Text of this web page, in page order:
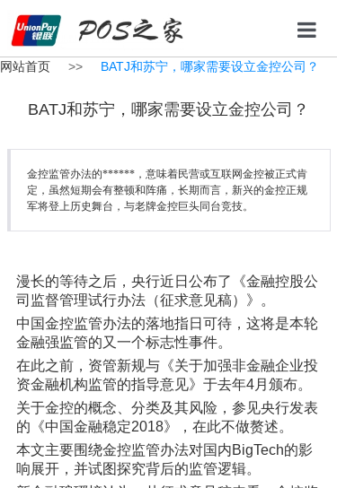
网站首页
POS机办理
办理条件
办理流程
新闻资讯
BATJ和苏宁，哪家需要设立金控公司？
金控监管办法的******，意味着民营或互联网金控被正式肯
定，虽然短期会有整顿和阵痛，长期而言，新兴的金控正规
军将登上历史舞台，与老牌金控巨头同台竞技。
漫长的等待之后，央行近日公布了《金融控股公
司监督管理试行办法（征求意见稿）》。
中国金控监管办法的落地指日可待，这将是本轮
金融强监管的又一个标志性事件。
在此之前，资管新规与《关于加强非金融企业投
资金融机构监管的指导意见》于去年4月颁布。
关于金控的概念、分类及其风险，参见央行发表
的《中国金融稳定2018》，在此不做赘述。
本文主要围绕金控监管办法对国内BigTech的影
响展开，并试图探究背后的监管逻辑。
网站首页 >> BATJ和苏宁，哪家需要设立金控公司？